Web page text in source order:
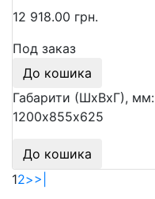
12 918.00 грн.
Под заказ
До кошика
Габарити (ШхВхГ), мм:
1200х855х625
До кошика
12>>|